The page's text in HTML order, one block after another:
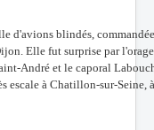
d'avions blindés,
Elle fut surprise par
André et le caporal
escale à Chatillon-sur-Seine,